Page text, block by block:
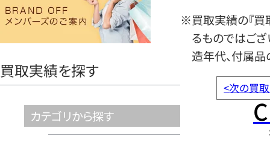
ヤ
買取実績を探す
カテゴリから探す
※買取実績の『買
るものではござ
造年代、付属品
<次の買